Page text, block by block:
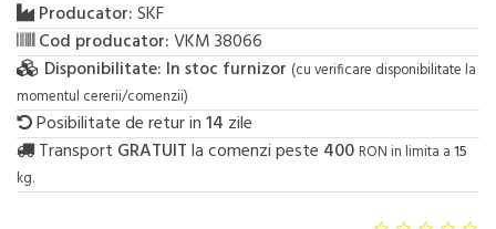
Producator:SKF
Cod producator:VKM 38066
Disponibilitate: In stoc furnizor (cu verificare disponibilitate la
momentul cererii/comenzii)
Posibilitate de retur in14 zile
Transport GRATUITla comenzi peste 400 RON in limita a15
kg.